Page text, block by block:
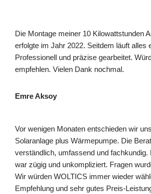
Die Montage meiner 10 Kilowattstunden
erfolgte im Jahr 2022. Seitdem läuft alles
Professionell und präzise gearbeitet.
empfehlen. Vielen Dank nochmal.
Emre Aksoy
Vor wenigen Monaten entschieden wir
Solaranlage plus Wärmepumpe. Die
verständlich, umfassend und fachkundig.
war zügig und unkompliziert. Fragen
Wir würden WOLTICS immer wieder
Empfehlung und sehr gutes Preis-